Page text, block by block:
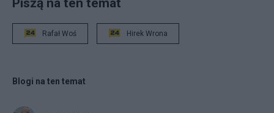
Rafał Woś Hirek Wrona
Blogi na ten temat